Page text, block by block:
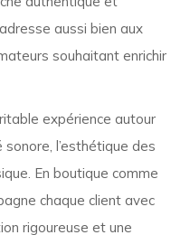
aussi bien aux
souhaitant enrichir
expérience autour
l’esthétique des
En boutique comme
chaque client avec
rigoureuse et une